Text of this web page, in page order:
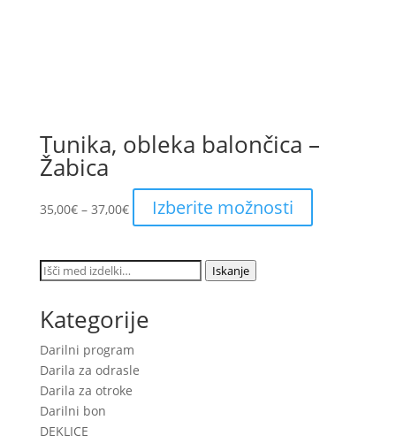
Tunika, obleka balončica –
Žabica
35,00€ – 37,00€Price
range:
through
37,00€
Izberite možnosti
product
Išči: Iskanje
Kategorije
Darilni program
Darila za odrasle
Darila za otroke
Darilni bon
DEKLICE